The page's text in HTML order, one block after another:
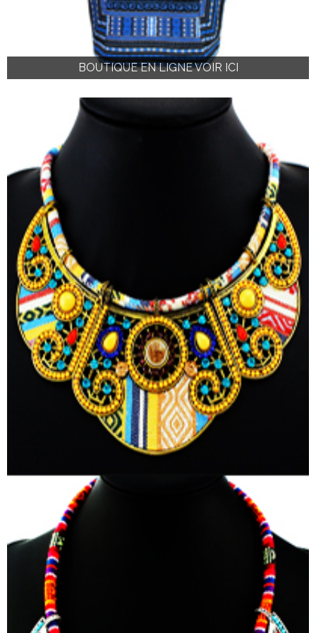
BOUTIQUE EN LIGNE VOIR ICI